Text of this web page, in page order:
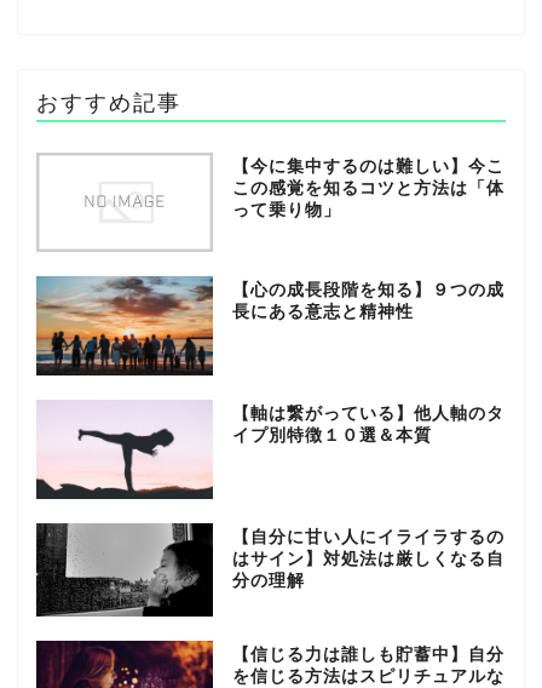
おすすめ記事
【今に集中するのは難しい】今こ
この感覚を知るコツと方法は「体
って乗り物」
【心の成長段階を知る】９つの成
長にある意志と精神性
【軸は繋がっている】他人軸のタ
イプ別特徴１０選＆本質
【自分に甘い人にイライラするの
はサイン】対処法は厳しくなる自
分の理解
【信じる力は誰しも貯蓄中】自分
を信じる方法はスピリチュアルな